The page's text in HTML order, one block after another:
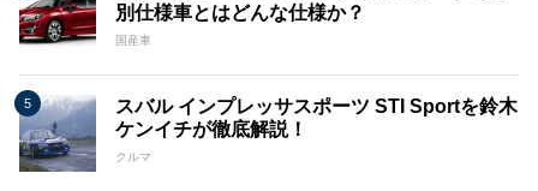
別仕様車とはどんな仕様か？
国産車
スバル インプレッサスポーツ STI Sportを鈴木
ケンイチが徹底解説！
クルマ